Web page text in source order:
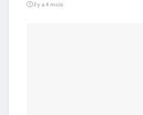
il y a 4 mois